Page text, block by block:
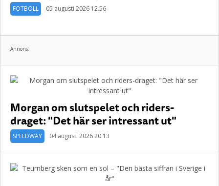
FOTBOLL 05 augusti 2026 12.56
Annons:
Morgan om slutspelet och riders-
draget: "Det här ser intressant ut"
SPEEDWAY 04 augusti 2026 20.13